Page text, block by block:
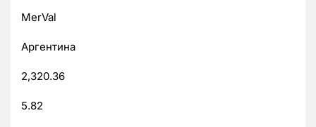
MerVal
Аргентина
2,320.36
5.82